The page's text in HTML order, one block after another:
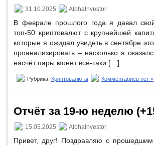
31.10.2025 AlphaInvestor
В феврале прошлого года я давал
топ-50 криптовалют с крупнейшей
которые я ожидал увидеть в сентябре
проанализировать – насколько я
насчёт пары монет всё-таки […]
Рубрика: Криптовалюты Комментариев нет »
Отчёт за 19-ю неделю
15.05.2025 AlphaInvestor
Привет, друг! Поздравляю с